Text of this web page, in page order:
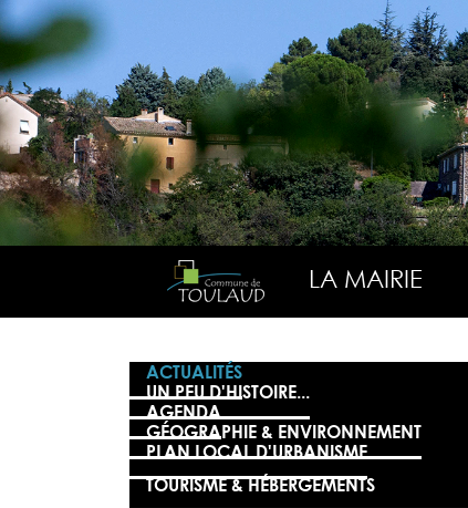
LA MAIRIE
ACTUALITÉS
UN PEU D'HISTOIRE...
AGENDA
GÉOGRAPHIE & ENVIRONNEMENT
PLAN LOCAL D'URBANISME
TOURISME & HÉBERGEMENTS